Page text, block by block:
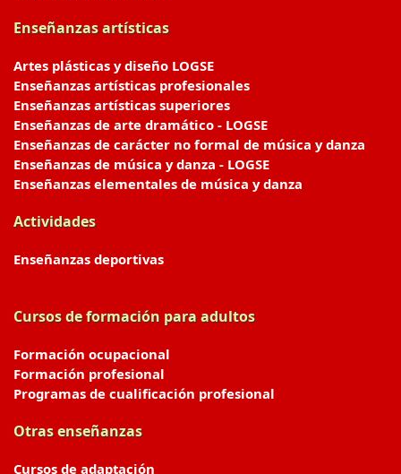
Enseñanzas artísticas
Artes plásticas y diseño LOGSE
Enseñanzas artísticas profesionales
Enseñanzas artísticas superiores
Enseñanzas de arte dramático - LOGSE
Enseñanzas de carácter no formal de música y danza
Enseñanzas de música y danza - LOGSE
Enseñanzas elementales de música y danza
Actividades
Enseñanzas deportivas
Cursos de formación para adultos
Formación ocupacional
Formación profesional
Programas de cualificación profesional
Otras enseñanzas
Cursos de adaptación